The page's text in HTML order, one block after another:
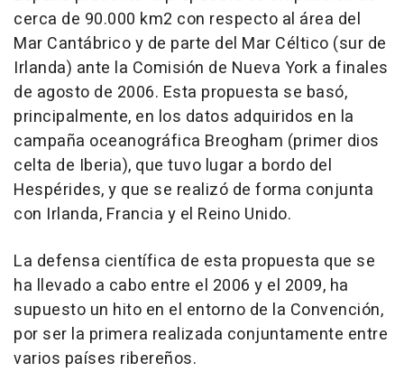
cerca de 90.000 km2 con respecto al área del
Mar Cantábrico y de parte del Mar Céltico (sur de
Irlanda) ante la Comisión de Nueva York a finales
de agosto de 2006. Esta propuesta se basó,
principalmente, en los datos adquiridos en la
campaña oceanográfica Breogham (primer dios
celta de Iberia), que tuvo lugar a bordo del
Hespérides, y que se realizó de forma conjunta
con Irlanda, Francia y el Reino Unido.
La defensa científica de esta propuesta que se
ha llevado a cabo entre el 2006 y el 2009, ha
supuesto un hito en el entorno de la Convención,
por ser la primera realizada conjuntamente entre
varios países ribereños.